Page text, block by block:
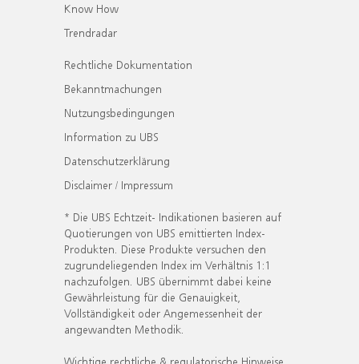
Know How
Trendradar
Rechtliche Dokumentation
Bekanntmachungen
Nutzungsbedingungen
Information zu UBS
Datenschutzerklärung
Disclaimer / Impressum
* Die UBS Echtzeit- Indikationen basieren auf
Quotierungen von UBS emittierten Index-
Produkten. Diese Produkte versuchen den
zugrundeliegenden Index im Verhältnis 1:1
nachzufolgen. UBS übernimmt dabei keine
Gewährleistung für die Genauigkeit,
Vollständigkeit oder Angemessenheit der
angewandten Methodik.